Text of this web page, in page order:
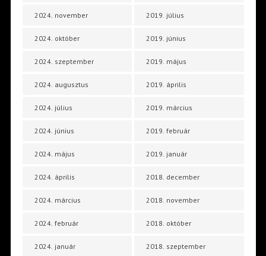
2024. november
2024. október
2024. szeptember
2024. augusztus
2024. július
2024. június
2024. május
2024. április
2024. március
2024. február
2024. január
2019. július
2019. június
2019. május
2019. április
2019. március
2019. február
2019. január
2018. december
2018. november
2018. október
2018. szeptember